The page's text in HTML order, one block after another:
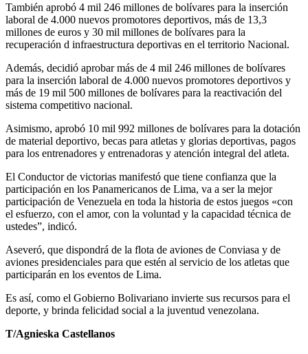
También aprobó 4 mil 246 millones de bolívares para la inserción
laboral de 4.000 nuevos promotores deportivos, más de 13,3
millones de euros y 30 mil millones de bolívares para la
recuperación d infraestructura deportivas en el territorio Nacional.
Además, decidió aprobar más de 4 mil 246 millones de bolívares
para la inserción laboral de 4.000 nuevos promotores deportivos y
más de 19 mil 500 millones de bolívares para la reactivación del
sistema competitivo nacional.
Asimismo, aprobó 10 mil 992 millones de bolívares para la dotación
de material deportivo, becas para atletas y glorias deportivas, pagos
para los entrenadores y entrenadoras y atención integral del atleta.
El Conductor de victorias manifestó que tiene confianza que la
participación en los Panamericanos de Lima, va a ser la mejor
participación de Venezuela en toda la historia de estos juegos «con
el esfuerzo, con el amor, con la voluntad y la capacidad técnica de
ustedes”, indicó.
Aseveró, que dispondrá de la flota de aviones de Conviasa y de
aviones presidenciales para que estén al servicio de los atletas que
participarán en los eventos de Lima.
Es así, como el Gobierno Bolivariano invierte sus recursos para el
deporte, y brinda felicidad social a la juventud venezolana.
T/Agnieska Castellanos